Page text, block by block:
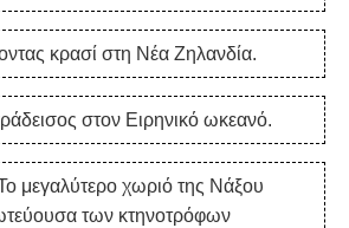
κρασί στη Νέα Ζηλανδία.
στον Ειρηνικό ωκεανό.
μεγαλύτερο χωριό της Νάξου
των κτηνοτρόφων